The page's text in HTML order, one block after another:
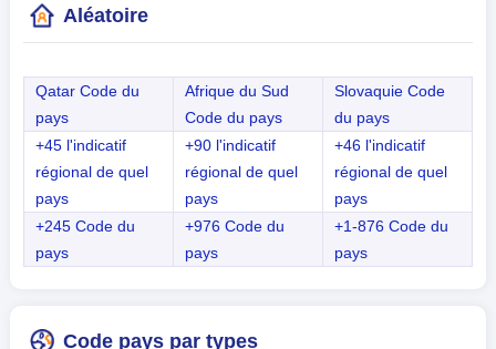
Aléatoire
Qatar Code du
pays
Afrique du Sud
Code du pays
Slovaquie Code
du pays
+45 l'indicatif
régional de quel
pays
+90 l'indicatif
régional de quel
pays
+46 l'indicatif
régional de quel
pays
+245 Code du
pays
+976 Code du
pays
+1-876 Code du
pays
Code pays par types